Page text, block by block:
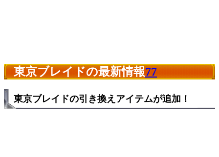
東京ブレイドの最新情報77
東京ブレイドの引き換えアイテムが追加！